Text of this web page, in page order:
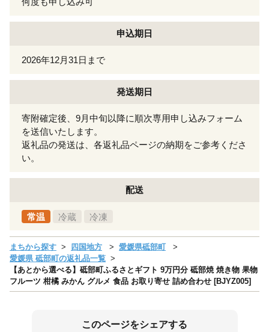
申込期日
2026年12月31日まで
発送期日
寄附確定後、9月中旬以降に順次専用申し込みフォーム
を送信いたします。
返礼品の発送は、各返礼品ページの納期をご参考くださ
い。
配送
常温 冷蔵 冷凍
まちから探す 四国地方
愛媛県砥部町
愛媛県 砥部町の返礼品一覧
【あとから選べる】砥部町ふるさとギフト 9万円分 砥部焼 焼き物 果物
フルーツ 柑橘 みかん グルメ 食品 お取り寄せ 詰め合わせ [BJYZ005]
このページをシェアする